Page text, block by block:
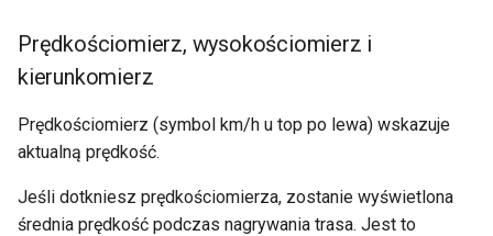
Prędkościomierz, wysokościomierz i
kierunkomierz
Prędkościomierz (symbol km/h u top po lewa) wskazuje
aktualną prędkość.
Jeśli dotkniesz prędkościomierza, zostanie wyświetlona
średnia prędkość podczas nagrywania trasa. Jest to